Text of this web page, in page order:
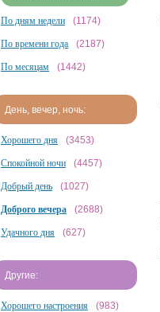
По дням недели (1174)
По времени года (2187)
По месяцам (1442)
День, вечер, ночь:
Хорошего дня (3453)
Спокойной ночи (4457)
Добрый день (1027)
Доброго вечера (2688)
Удачного дня (627)
Другие:
Хорошего настроения (983)